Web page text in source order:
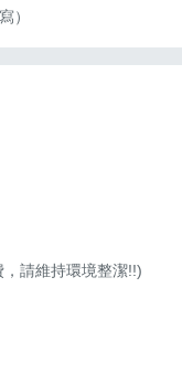
）
，請維持環境整潔!!)